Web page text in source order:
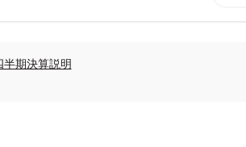
期決算説明